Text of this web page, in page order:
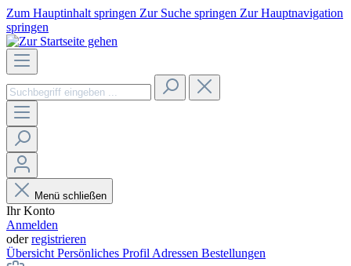
Zum Hauptinhalt springen Zur Suche springen Zur Hauptnavigation
springen
Menü schließen
Ihr Konto
Anmelden
oderregistrieren
Übersicht Persönliches Profil Adressen Bestellungen